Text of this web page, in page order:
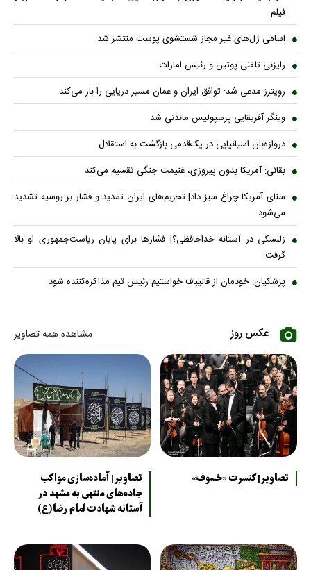
فیلم
اسامی ژل‌های غیر مجاز شستشوی پوست منتشر شد
رایزنی تلفنی پوتین و رئیس امارات
رویترز مدعی شد: توافق ایران و عمان مسیر دریایی را باز می‌کند
وینگر آفریقایی پرسپولیس ماندنی شد
دروازه‌بان اسپانیایی در یک‌قدمی بازگشت به استقلال
بقائی: آمریکا بدون پیروزی، غنیمت جنگی تقسیم می‌کند
سنای آمریکا چراغ سبز داد| تحریم‌های ایران تمدید و فشار بر روسیه تشدید
می‌شود
زلنسکی در آستانه خداحافظی؟| فشارها برای پایان ریاست‌جمهوری او بالا
گرفت
پزشکیان: خودمان از قالیباف خواستیم رئیس تیم مذاکره‌کننده شود
عکس روز مشاهده همه تصاویر
تصاویر| کنسرت «خسوف»
تصاویر| آماده‌سازی مواکب
جاده‌های منتهی به مشهد در
آستانه شهادت امام رضا(ع)